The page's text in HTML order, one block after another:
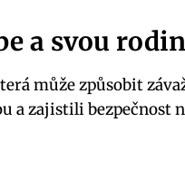
a svou
může způsobit
a zajistili